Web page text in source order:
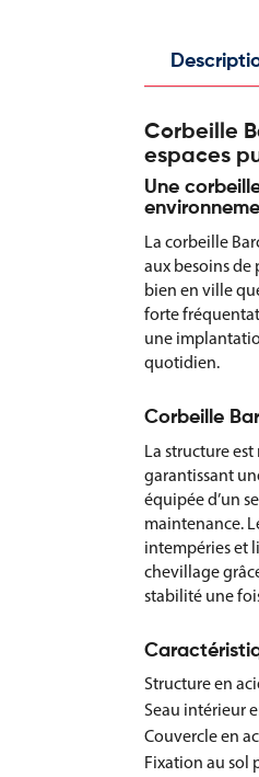
Corbeille
espaces
Une
La corbeille
aux besoins de
bien en ville
forte
une
quotidien.
Corbeille
La structure
garantissant
équipée d’un
maintenance.
intempéries et
chevillage
stabilité une
Structure en
Seau intérieur
Couvercle en
Fixation au sol